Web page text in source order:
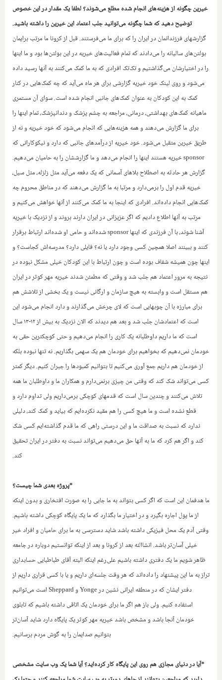
خیرین چگونه از هزینه‌های انجام شده مطلع می‌شوند؟ لطفا یک مقدار در این خصوص
توضیح دهید که شما چگونه می‌توانید جلب اعتماد این خیرین را داشته باشید.
گزارشهای فرزندانمان در ایران را که برای ما می‌فرستند. قبل از کرونا ما مرتب برایمان
بولتن‌های سالیانه را می‌دادند که تمام فعالیت‌های خیریه در این بولتن‌ها بود و ما اینها
را در اختیارشان می‌گذاشتیم و تک‌تک افرادی که به ما کمک می‌کنند به آنها رسید داده
می‌شود و روی لینک خود خیریه گزارشی برای هر ماه‌‌ می‌آید که چه کمک‌هایی در کنار
کمک به این کودکان به عنوان کمک‌های جانبی‌‌ انجام شده است. سوای آن مستمری
ماهیانه کمک‌های بهداشتی، درمانی، مراجعه به چشم پزشک و دندانپزشک، تمام اینها را
برای ما گزارش می‌دهند و همه هزینه‌هایی که انجام می‌‌شود که خود خیریه و نه از
طریق خیرین متقبل می‌شود. خود خیریه از درآمدهای جانبی که دارد و نیکوکارانی که
sponsorخیریه هستند اینها را انجام می‌دهد و ما گزارششان را به حامیان می‌دهیم.
گزارش هر حادثه به اصطلاح بلاهای آسمانی که یک دفعه می‌آید مثل زلزله، مثل سیل،
خیریه قدم اول را برمی‌دارد و مرتبا به ما گزارش می‌دهند که در مناطق محروم چه
کمک‌هایی انجام داده‌اند. افرادی که اینجا به ما کمک می‌کنند از آنها خواهش می‌کنیم و
مرتب به آنها اطلاع دادیم که اگر عزیزانی در ایران دارند بروند و از نزدیک با خیریه
آشنا شوند، با آن فرزندی که اینهاsponsorشده‌اند و حامی او شده‌اند ارتباط برقرار
کنند و ببینند اصلا همچین کسی وجود دارد یا نه؟ فایلی دارد؟ مدرسه‌اش کجاست؟ و
اینها چون همیشه شفاف بوده است و چون ارتباط با این کودکان خیلی مشکل نبوده در
نتیجه به مرور اعتماد هم جلب شد و وقتی که مطمئن شدند خیریه مهر کوثر در ایران
هم مستقل است‌ و وابسته به هیچ سازمان و ارگانی نیست و یک بخشی از تلاشش هم
برای مبارزه با آن چوبهایی است که لای چرخش می‌گذارند و دارد انجام می‌شود این
است که اعتمادشان جلب شد و بعد هم ‌‌دیدند که الان نزدیک به بیش از ۱۲-۱۳ سال
است که ما‌ داریم داوطلبانه یک کاری را انجام می‌دهیم و حتی کوچکترین حقی به
خودمان نمی‌دهیم که بخواهیم برای خودمان هم یک سهمی بگذاریم. نه تنها نبوده بلکه
از خودمان هم داریم جمع آوری می‌کنیم تا بتوانیم کمبودها را جبران کنیم. دیگر کمتر
کسی می‌تواند شک کند که وقتی من چیزی برنمی‌دارم و همکاران ما و ‌داوطلبان ما همه
تلاش می‌کنند و چندین سال است که قدمهای کوچکی برمی‌داریم ولی تداوم دارد و
قطع نشده است و ما هیچ کسی را هم مقید نکرده‌ایم که بیاید و کمک کند، دلیلی
ندارد که نسبت به صداقت ما و این درستی راهی که ما قدم گذاشته‌ایم کسی شک
کند و اگر هم کرد که ما به آنها حق می‌دهیم می‌تواند نسبت به دفتر در ا‌یران تحقیق
کند.‌
*پروژه بعدی شما چیست؟‌
ما هدفمان این است که اگر کسی بتواند به ما جایی را به صورت افتخاری و بدون اینکه
از ما پول اجاره بگیرد و در اختیار ما بگذارد که ما یک پایگاه کوچکی داشته باشیم.
وقتی آدم یک محل فیزیکی داشته باشد شاید دسترسی به ما برای حامیان و افراد خیر
خیلی آسان‌تر باشد. انشاالله بعد از کرونا و بعد از اینکه توانستیم دوباره در جامعه
ظاهر شویم ما یک دفتری داشته باشیم علی‌رغم اینکه البته آقای طباطبایی حسابداری
تراز به ما این پیشنهاد را داده‌اند که هر وقت جلسه‌ای داریم و یا با کسی قراری داریم‌ از
دفتر ایشان که در منطقه ایرانی نشین درYongeوSheppardاست می‌توانیم
‌استفاده کنیم. ولی باز هم اگر ما برای خودمان یک اتاقی داشته باشیم که تابلوی
خودمان آنجا باشد و مشخص باشد خیریه مهر کوثر یک پایگاه دارد شاید آسان‌تر
بتوانیم صدایمان را به گوش مردم برسانیم.
*آیا در دنیای مجازی هم روی این پایگاه کار کرده‌اید؟ آیا شما یک وب سایت مشخصی